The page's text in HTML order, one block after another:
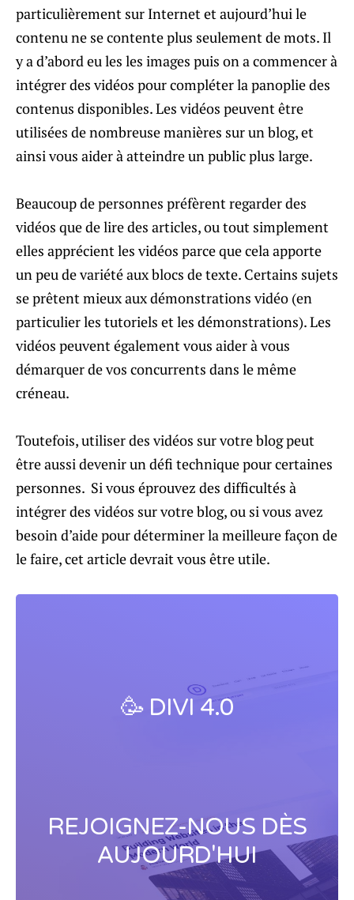
particulièrement sur Internet et aujourd’hui le
contenu ne se contente plus seulement de mots. Il
y a d’abord eu les les images puis on a commencer à
intégrer des vidéos pour compléter la panoplie des
contenus disponibles. Les vidéos peuvent être
utilisées de nombreuse manières sur un blog, et
ainsi vous aider à atteindre un public plus large.
Beaucoup de personnes préfèrent regarder des
vidéos que de lire des articles, ou tout simplement
elles apprécient les vidéos parce que cela apporte
un peu de variété aux blocs de texte. Certains sujets
se prêtent mieux aux démonstrations vidéo (en
particulier les tutoriels et les démonstrations). Les
vidéos peuvent également vous aider à vous
démarquer de vos concurrents dans le même
créneau.
Toutefois, utiliser des vidéos sur votre blog peut
être aussi devenir un défi technique pour certaines
personnes. Si vous éprouvez des difficultés à
intégrer des vidéos sur votre blog, ou si vous avez
besoin d’aide pour déterminer la meilleure façon de
le faire, cet article devrait vous être utile.
🥳 DIVI 4.0
REJOIGNEZ-NOUS DÈS
AUJOURD'HUI